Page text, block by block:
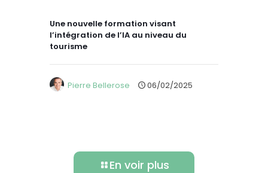
Une nouvelle formation visant
l’intégration de l’IA au niveau du
tourisme
Pierre Bellerose 06/02/2025
En voir plus